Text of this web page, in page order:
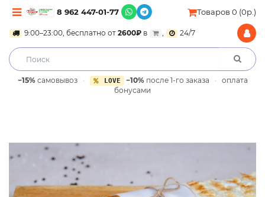
8 962 447-01-77 Товаров 0 (0р.)
9:00–23:00, бесплатно от 2600₽ в , 24/7
−15%самовывоз · LOVE −10%после 1-го заказа ·
оплата
бонусами